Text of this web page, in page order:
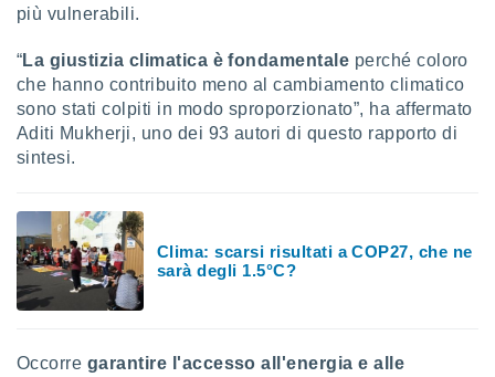
dei
e/o
dati
della
creare
la
più vulnerabili.
“La giustizia climatica è fondamentale perché coloro
che hanno contribuito meno al cambiamento climatico
sono stati colpiti in modo sproporzionato”, ha affermato
Aditi Mukherji, uno dei 93 autori di questo rapporto di
sintesi.
Clima: scarsi risultati a COP27, che ne
sarà degli 1.5°C?
Occorre garantire l'accesso all'energia e alle